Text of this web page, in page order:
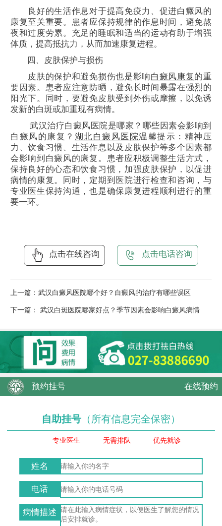
良好的生活作息对于提高免疫力、促进白癜风的
康复至关重要。患者应保持规律的作息时间，避免熬
夜和过度劳累。充足的睡眠和适当的运动有助于增强
体质，提高抵抗力，从而加速康复进程。
四、皮肤保护与损伤
皮肤的保护和避免损伤也是影响白癜风康复的重
要因素。患者应注意防晒，避免长时间暴露在强烈的
阳光下。同时，要避免皮肤受到外伤或摩擦，以免诱
发新的白斑或加重现有病情。
武汉治疗白癜风医院是哪家？哪些因素会影响到
白癜风的康复？ 湖北白癜风医院温馨提示：精神压
力、饮食习惯、生活作息以及皮肤保护等多个因素都
会影响到白癜风的康复。患者应积极调整生活方式，
保持良好的心态和饮食习惯，加强皮肤保护，以促进
病情的康复。同时，定期到医院进行检查和咨询，与
专业医生保持沟通，也是确保康复进程顺利进行的重
要一环。
点击在线咨询 点击电话咨询
上一篇： 武汉白癜风医院哪个好？白癜风的治疗有哪些误区
下一篇： 武汉白斑医院哪家好点？季节因素会影响白癜风病情
预约挂号 在线预约
自助挂号 （所有信息完全保密）
专业医生 无需排队 优先就诊
姓名
电话
病情描述